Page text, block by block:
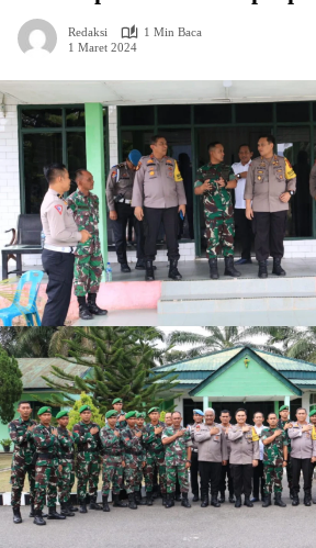
Redaksi
1 Min Baca
1 Maret 2024